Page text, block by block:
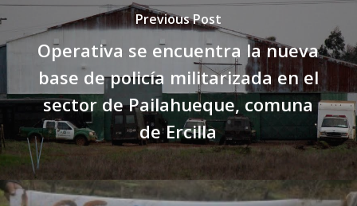
Previous Post
Operativa se encuentra la nueva
base de policía militarizada en el
sector de Pailahueque, comuna
de Ercilla